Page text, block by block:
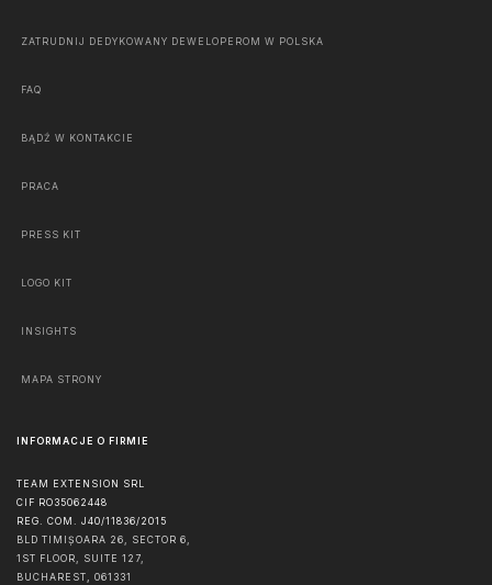
ZATRUDNIJ DEDYKOWANY DEWELOPEROM W POLSKA
FAQ
BĄDŹ W KONTAKCIE
PRACA
PRESS KIT
LOGO KIT
INSIGHTS
MAPA STRONY
INFORMACJE O FIRMIE
TEAM EXTENSION SRL
CIF RO35062448
REG. COM. J40/11836/2015
BLD TIMIȘOARA 26, SECTOR 6,
1ST FLOOR, SUITE 127,
BUCHAREST, 061331